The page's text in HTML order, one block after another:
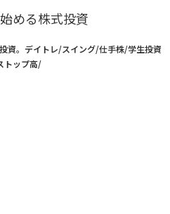
める株式投資
資。デイトレ/スイング/仕手株/学生投資
トップ高/